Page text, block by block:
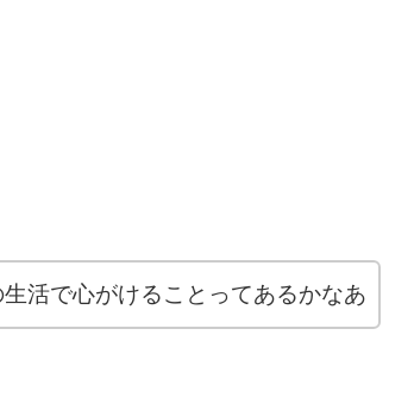
活で心がけることってあるかなあ